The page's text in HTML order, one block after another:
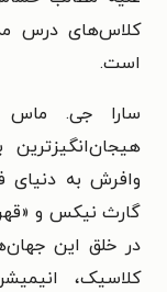
کلاس‌های درس
است.
سارا جی.
وافرش به دنیای
گارث نیکس و
در خلق این
کلاسیک،